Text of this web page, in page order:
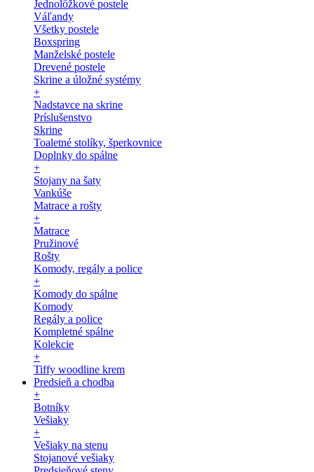
Jednolôžkové postele
Váľandy
Všetky postele
Boxspring
Manželské postele
Drevené postele
Skrine a úložné systémy
+
Nadstavce na skrine
Príslušenstvo
Skrine
Toaletné stolíky, šperkovnice
Doplnky do spálne
+
Stojany na šaty
Vankúše
Matrace a rošty
+
Matrace
Pružinové
Rošty
Komody, regály a police
+
Komody do spálne
Komody
Regály a police
Kompletné spálne
Kolekcie
+
Tiffy woodline krem
Predsieň a chodba
+
Botníky
Vešiaky
+
Vešiaky na stenu
Stojanové vešiaky